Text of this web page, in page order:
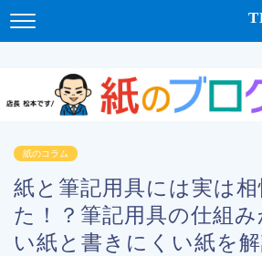
紙のコラム
紙と筆記用具には実は
た！？筆記用具の仕組
い紙と書きにくい紙を